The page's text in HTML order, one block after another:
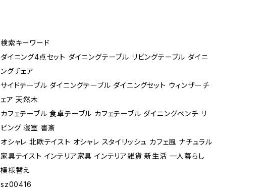
検索キーワード
ダイニング4点セット ダイニングテーブル リビングテーブル ダイニ
ングチェア
サイドテーブル ダイニングテーブル ダイニングセット ウィンザーチ
ェア 天然木
カフェテーブル 食卓テーブル カフェテーブル ダイニングベンチ リ
ビング 寝室 書斎
オシャレ 北欧テイスト オシャレ スタイリッシュ カフェ風 ナチュラル
家具テイスト インテリア家具 インテリア雑貨 新生活 一人暮らし
模様替え
sz00416